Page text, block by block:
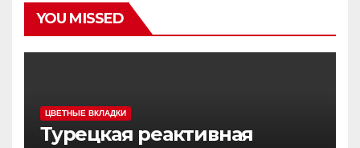
YOU MISSED
ЦВЕТНЫЕ ВКЛАДКИ
Турецкая реактивная